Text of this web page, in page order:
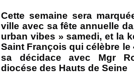
Cette semaine sera
ville avec sa fête annuelle
urban vibes » samedi, et la
Saint François qui célèbre le
sa décidace avec Mgr
diocése des Hauts de Seine